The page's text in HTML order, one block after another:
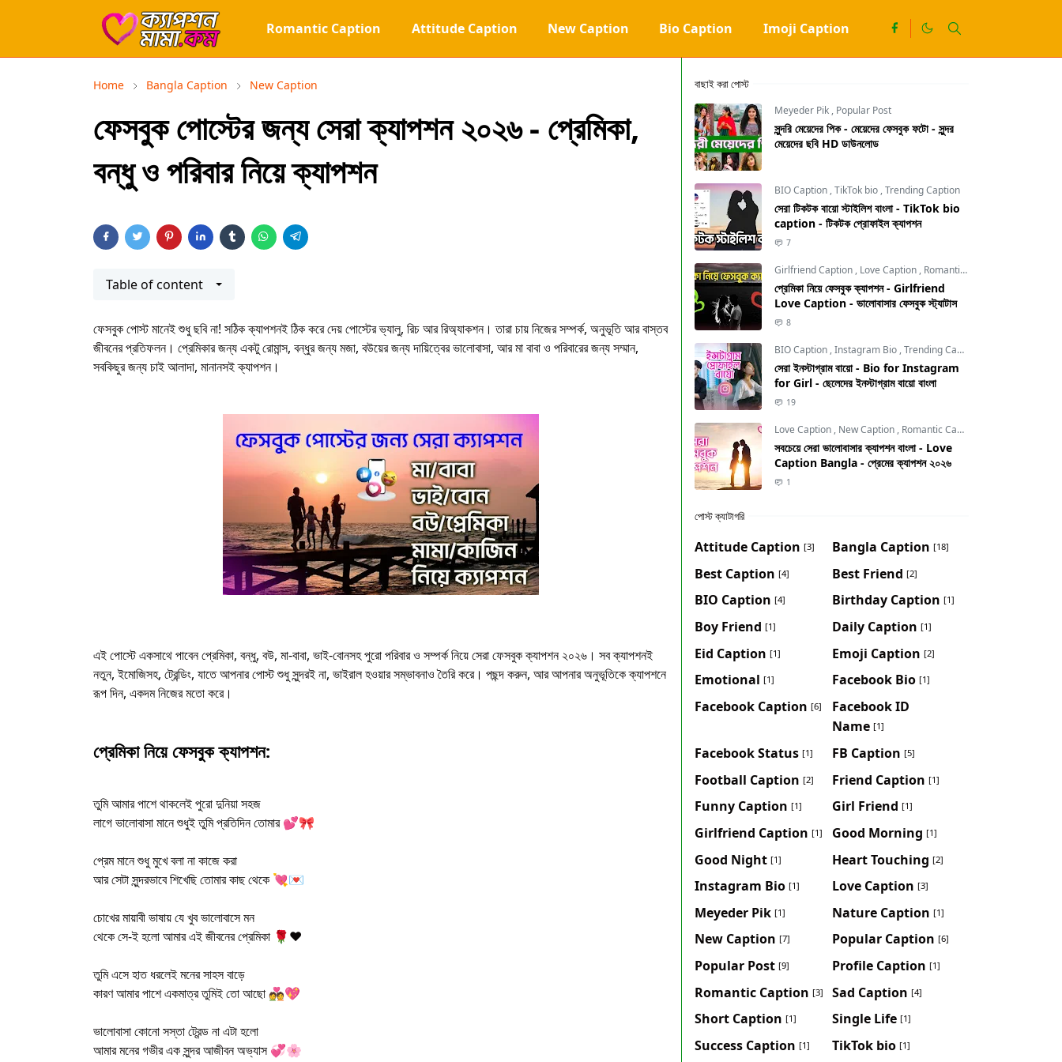
Romantic Caption Attitude Caption New Caption Bio Caption Imoji Caption
Home Bangla Caption New Caption
ফেসবুক পোস্টের জন্য সেরা ক্যাপশন ২০২৬ - প্রেমিকা,
বন্ধু ও পরিবার নিয়ে ক্যাপশন
Table of content
ফেসবুক পোস্ট মানেই শুধু ছবি না! সঠিক ক্যাপশনই ঠিক করে দেয় পোস্টের ভ্যালু, রিচ আর রিঅ্যাকশন। তারা চায় নিজের সম্পর্ক, অনুভূতি আর বাস্তব
জীবনের প্রতিফলন। প্রেমিকার জন্য একটু রোমান্স, বন্ধুর জন্য মজা, বউয়ের জন্য দায়িত্বের ভালোবাসা, আর মা বাবা ও পরিবারের জন্য সম্মান,
সবকিছুর জন্য চাই আলাদা, মানানসই ক্যাপশন।
এই পোস্টে একসাথে পাবেন প্রেমিকা, বন্ধু, বউ, মা-বাবা, ভাই-বোনসহ পুরো পরিবার ও সম্পর্ক নিয়ে সেরা ফেসবুক ক্যাপশন ২০২৬। সব ক্যাপশনই
নতুন, ইমোজিসহ, ট্রেন্ডিং, যাতে আপনার পোস্ট শুধু সুন্দরই না, ভাইরাল হওয়ার সম্ভাবনাও তৈরি করে। পছন্দ করুন, আর আপনার অনুভূতিকে ক্যাপশনে
রূপ দিন, একদম নিজের মতো করে।
প্রেমিকা নিয়ে ফেসবুক ক্যাপশন:
তুমি আমার পাশে থাকলেই পুরো দুনিয়া সহজ
লাগে ভালোবাসা মানে শুধুই তুমি প্রতিদিন তোমার 💕🎀
প্রেম মানে শুধু মুখে বলা না কাজে করা
আর সেটা সুন্দরভাবে শিখেছি তোমার কাছ থেকে 💘💌
চোখের মায়াবী ভাষায় যে খুব ভালোবাসে মন
থেকে সে-ই হলো আমার এই জীবনের প্রেমিকা 🌹❤️
তুমি এসে হাত ধরলেই মনের সাহস বাড়ে
কারণ আমার পাশে একমাত্র তুমিই তো আছো 💑💖
ভালোবাসা কোনো সস্তা ট্রেন্ড না এটা হলো
আমার মনের গভীর এক সুন্দর আজীবন অভ্যাস 💞🌸
বাছাই করা পোস্ট
Meyeder Pik , Popular Post
সুন্দরি মেয়েদের পিক - মেয়েদের ফেসবুক ফটো - সুন্দর
মেয়েদের ছবি HD ডাউনলোড
BIO Caption ,TikTok bio ,Trending Caption
সেরা টিকটক বায়ো স্টাইলিশ বাংলা - TikTok bio
caption - টিকটক প্রোফাইল ক্যাপশন
7
Girlfriend Caption , Love Caption , Romantic Caption
প্রেমিকা নিয়ে ফেসবুক ক্যাপশন - Girlfriend
Love Caption - ভালোবাসার ফেসবুক স্ট্যাটাস
8
BIO Caption ,Instagram Bio ,Trending Caption
সেরা ইনস্টাগ্রাম বায়ো - Bio for Instagram
for Girl - ছেলেদের ইনস্টাগ্রাম বায়ো বাংলা
19
Love Caption , New Caption , Romantic Caption
সবচেয়ে সেরা ভালোবাসার ক্যাপশন বাংলা - Love
Caption Bangla - প্রেমের ক্যাপশন ২০২৬
1
পোস্ট ক্যাটাগরি
Attitude Caption [3] Bangla Caption [18]
Best Caption [4] Best Friend [2]
BIO Caption [4] Birthday Caption [1]
Boy Friend [1] Daily Caption [1]
Eid Caption [1] Emoji Caption [2]
Emotional [1] Facebook Bio [1]
Facebook Caption [6]
Facebook ID
Name [1]
Facebook Status [1] FB Caption [5]
Football Caption [2] Friend Caption [1]
Funny Caption [1] Girl Friend [1]
Girlfriend Caption [1] Good Morning [1]
Good Night [1] Heart Touching [2]
Instagram Bio [1] Love Caption [3]
Meyeder Pik [1] Nature Caption [1]
New Caption [7] Popular Caption [6]
Popular Post [9] Profile Caption [1]
Romantic Caption [3] Sad Caption [4]
Short Caption [1] Single Life [1]
Success Caption [1] TikTok bio [1]